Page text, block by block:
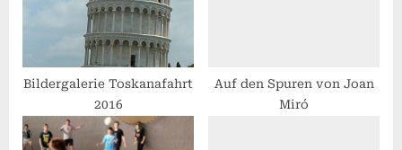
:
Bildergalerie Toskanafahrt
2016
Auf den Spuren von Joan
Miró